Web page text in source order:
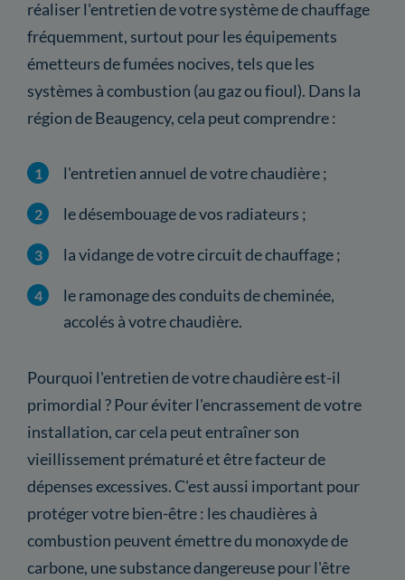
réaliser l'entretien de votre système de chauffage
fréquemment, surtout pour les équipements
émetteurs de fumées nocives, tels que les
systèmes à combustion (au gaz ou fioul). Dans la
région de Beaugency, cela peut comprendre :
l'entretien annuel de votre chaudière ;
le désembouage de vos radiateurs ;
la vidange de votre circuit de chauffage ;
le ramonage des conduits de cheminée,
accolés à votre chaudière.
Pourquoi l'entretien de votre chaudière est-il
primordial ? Pour éviter l'encrassement de votre
installation, car cela peut entraîner son
vieillissement prématuré et être facteur de
dépenses excessives. C'est aussi important pour
protéger votre bien-être : les chaudières à
combustion peuvent émettre du monoxyde de
carbone, une substance dangereuse pour l'être